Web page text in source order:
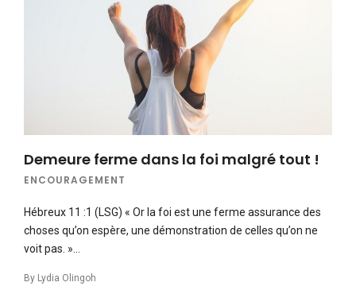
Demeure ferme dans la foi malgré tout !
ENCOURAGEMENT
Hébreux 11 :1 (LSG) « Or la foi est une ferme assurance des
choses qu’on espère, une démonstration de celles qu’on ne
voit pas. »…
By Lydia Olingoh